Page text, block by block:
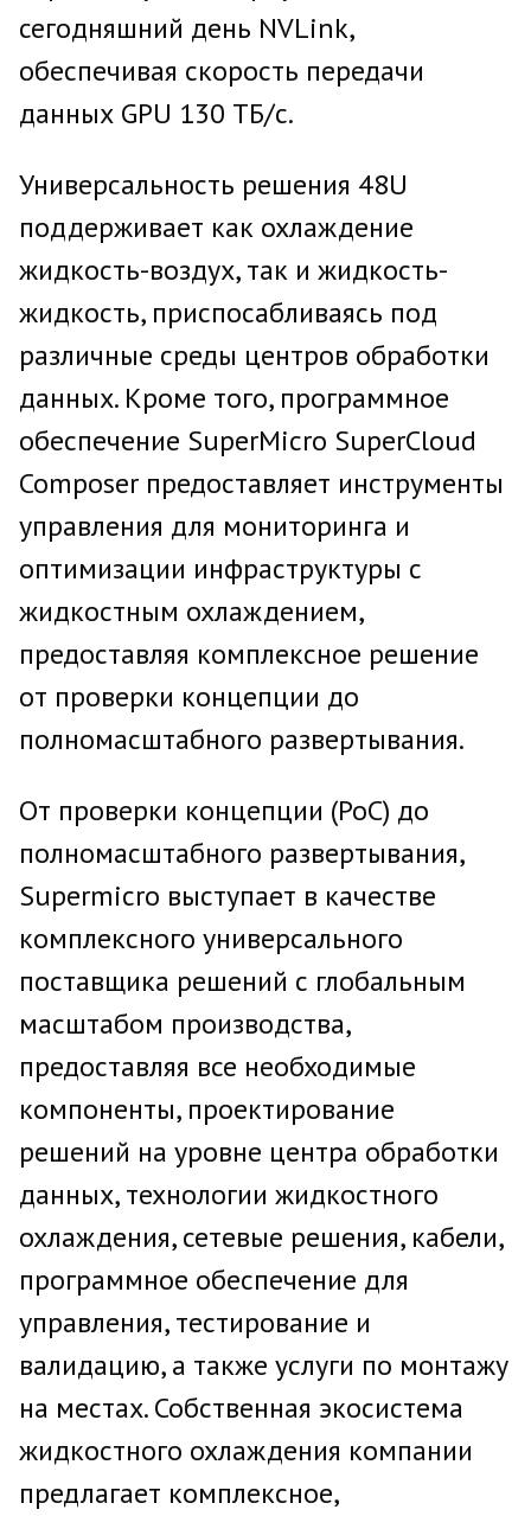
сегодняшний день NVLink,
обеспечивая скорость передачи
данных GPU 130 ТБ/с.
Универсальность решения 48U
поддерживает как охлаждение
жидкость-воздух, так и жидкость-
жидкость, приспосабливаясь под
различные среды центров обработки
данных. Кроме того, программное
обеспечение SuperMicro SuperCloud
Composer предоставляет инструменты
управления для мониторинга и
оптимизации инфраструктуры с
жидкостным охлаждением,
предоставляя комплексное решение
от проверки концепции до
полномасштабного развертывания.
От проверки концепции (PoC) до
полномасштабного развертывания,
Supermicro выступает в качестве
комплексного универсального
поставщика решений с глобальным
масштабом производства,
предоставляя все необходимые
компоненты, проектирование
решений на уровне центра обработки
данных, технологии жидкостного
охлаждения, сетевые решения, кабели,
программное обеспечение для
управления, тестирование и
валидацию, а также услуги по монтажу
на местах. Собственная экосистема
жидкостного охлаждения компании
предлагает комплексное,